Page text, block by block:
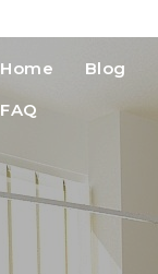
Home Blog
FAQ